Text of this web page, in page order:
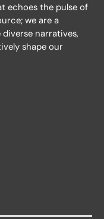
echoes the pulse of
we are a
narratives,
shape our